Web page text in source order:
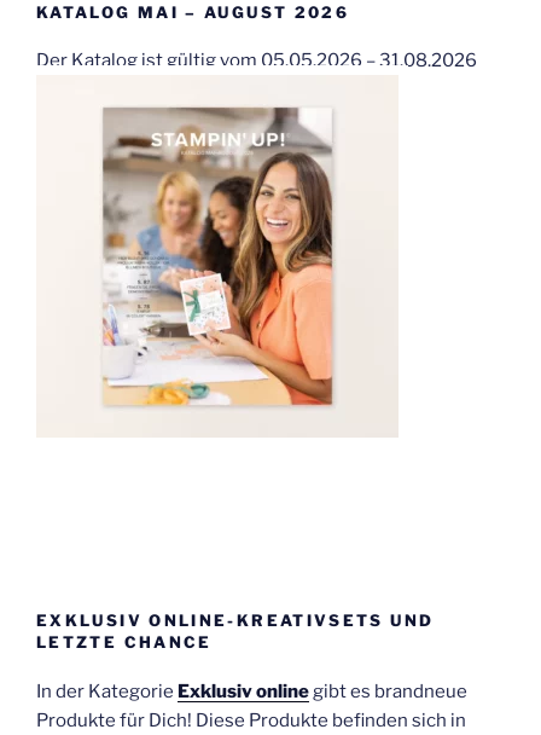
KATALOG MAI – AUGUST 2026
Der Katalog ist gültig vom 05.05.2026 – 31.08.2026
EXKLUSIV ONLINE-KREATIVSETS UND
LETZTE CHANCE
In der Kategorie Exklusiv online gibt es brandneue
Produkte für Dich! Diese Produkte befinden sich in